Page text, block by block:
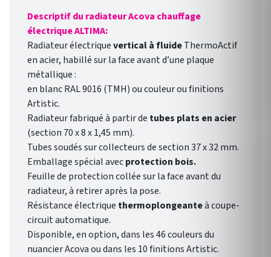
Descriptif du radiateur Acova chauffage
électrique ALTIMA:
Radiateur électriquevertical à fluideThermoActif
en acier, habillé sur la face avant d’une plaque
métallique :
en blanc RAL 9016 (TMH) ou couleur ou finitions
Artistic.
Radiateur fabriqué à partir de tubes plats en acier
(section 70 x 8 x 1,45 mm).
Tubes soudés sur collecteurs de section 37 x 32 mm.
Emballage spécial avecprotection bois.
Feuille de protection collée sur la face avant du
radiateur, à retirer après la pose.
Résistance électrique thermoplongeanteà coupe-
circuit automatique.
Disponible, en option, dans les 46 couleurs du
nuancier Acova ou dans les 10 finitions Artistic.